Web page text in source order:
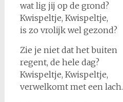
wat lig jij op de grond?
Kwispeltje, Kwispeltje,
is zo vrolijk wel gezond?
Zie je niet dat het buiten
regent, de hele dag?
Kwispeltje, Kwispeltje,
verwelkomt met een lach.